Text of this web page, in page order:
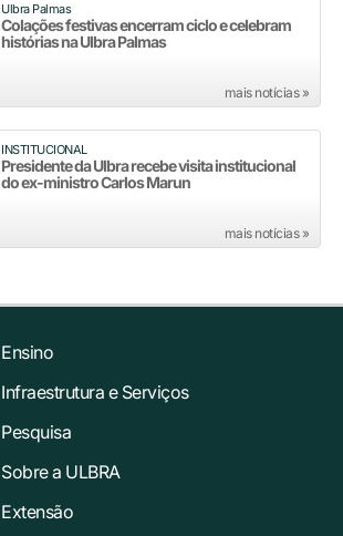
Ulbra Palmas
Colações festivas encerram ciclo e celebram
histórias na Ulbra Palmas
mais notícias »
INSTITUCIONAL
Presidente da Ulbra recebe visita institucional
do ex-ministro Carlos Marun
mais notícias »
Ensino
Infraestrutura e Serviços
Pesquisa
Sobre a ULBRA
Extensão